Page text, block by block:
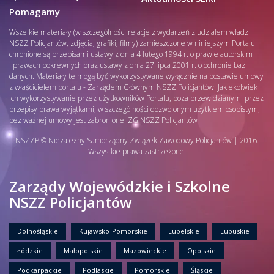
Pomagamy
Wszelkie materiały (w szczególności relacje z wydarzeń z udziałem władz
NSZZ Policjantów, zdjęcia, grafiki, filmy) zamieszczone w niniejszym Portalu
chronione są przepisami ustawy z dnia 4 lutego 1994 r. o prawie autorskim
i prawach pokrewnych oraz ustawy z dnia 27 lipca 2001 r. o ochronie baz
danych. Materiały te mogą być wykorzystywane wyłącznie na postawie umowy
z właścicielem portalu - Zarządem Głównym NSZZ Policjantów. Jakiekolwiek
ich wykorzystywanie przez użytkowników Portalu, poza przewidzianymi przez
przepisy prawa wyjątkami, w szczególności dozwolonym użytkiem osobistym,
bez ważnej umowy jest zabronione. ZG NSZZ Policjantów
NSZZP © Niezależny Samorządny Związek Zawodowy Policjantów | 2016.
Wszystkie prawa zastrzeżone.
Zarządy Wojewódzkie i Szkolne
NSZZ Policjantów
Dolnośląskie Kujawsko-Pomorskie Lubelskie Lubuskie
Łódzkie Małopolskie Mazowieckie Opolskie
Podkarpackie Podlaskie Pomorskie Śląskie